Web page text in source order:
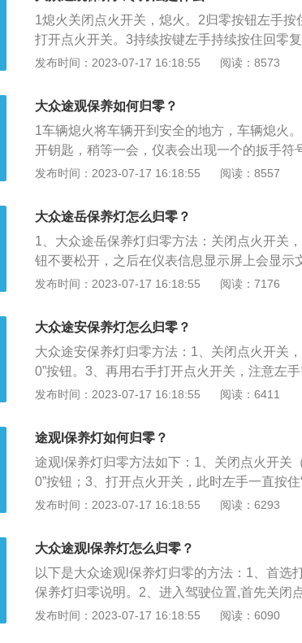
1熄火关闭点火开关，熄火。2归零按钮左手
打开点火开关。3持续按键左手持续按住回零
复位模式，松开右键。4确定复位松开右键20
发布时间：2023-07-17 16:18:55 阅读：8573
大众途观保养如何归零？
1车辆熄火将车辆开到安全的地方，车辆熄火
开钥匙，稍等一会，仪表会出现一个的扳手符
符号消失。3设置成功出现上述现象则说明保养
发布时间：2023-07-17 16:18:55 阅读：8557
大众途岳保养灯怎么归零？
1、大众途岳保养灯归零方法：关闭点火开关
钮不要松开，之后在仪表信息显示屏上会显示
次按压“0.0”按钮确认。（按压一次即可）2、
无法对保养灯进行归零。车辆的机械寿命虽然
的保养还是要如期而行，以此保证汽车的安全
期在尘土飞扬或者严寒酷暑等环境，就算保养
发布时间：2023-07-17 16:18:55 阅读：7176
大众途安保养灯怎么归零？
大众途安保养灯归零方法：1、关闭点火开关
0”按钮。3、再用右手打开点火开关，注意左
上显示保养服务的英文字母，再松开按钮。4
宽高分别是4527mm、1829mm、1659mm，
系使用了一款1.4升涡轮增压发动机，最大功
米，可以在每分钟5000转时输出大功率，可
大扭矩。
发布时间：2023-07-17 16:18:55 阅读：6411
途观l保养灯如何归零？
途观l保养灯归零方法如下：1、关闭点火开关
0”按钮；3、打开点火开关，此时左手一直按
显示下列某条信息，松开“0.0”按钮即可；5、
V，在外观上，大众途观l采用大众全新的家族
脸，整车车身流线显得流畅而又自然，尾部造
型，整车看起来既动感又显得稳重。2、在动
T，其中2.0T版本的大众途观，最大车身功率
百公里加速为8.8S，相比同级别的SUV来说，
发布时间：2023-07-17 16:18:55 阅读：6293
大众途观l保养灯怎么归零？
以下是大众途观l保养灯归零的方法：1、首选
保养灯归零说明。2、进入驾驶位置,首先关闭
住仪表盘上的“0.0”按钮不要松开。4、打开点
发布时间：2023-07-17 16:18:55 阅读：6090